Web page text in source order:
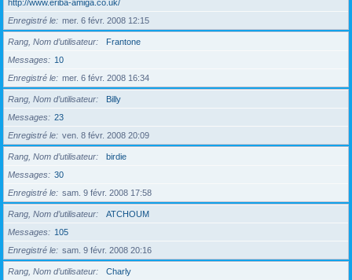
http://www.eriba-amiga.co.uk/
Enregistré le
mer. 6 févr. 2008 12:15
Rang, Nom d’utilisateur
Frantone
Messages
10
Enregistré le
mer. 6 févr. 2008 16:34
Rang, Nom d’utilisateur
Billy
Messages
23
Enregistré le
ven. 8 févr. 2008 20:09
Rang, Nom d’utilisateur
birdie
Messages
30
Enregistré le
sam. 9 févr. 2008 17:58
Rang, Nom d’utilisateur
ATCHOUM
Messages
105
Enregistré le
sam. 9 févr. 2008 20:16
Rang, Nom d’utilisateur
Charly